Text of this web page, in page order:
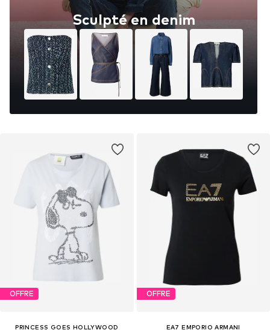
OFFRE
PRINCESS GOES HOLLYWOOD
OFFRE
EA7 EMPORIO ARMANI
Sculpté en denim